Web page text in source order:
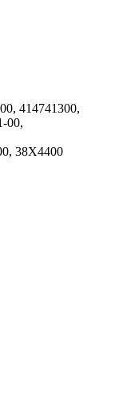
414741300,
00,
38X4400